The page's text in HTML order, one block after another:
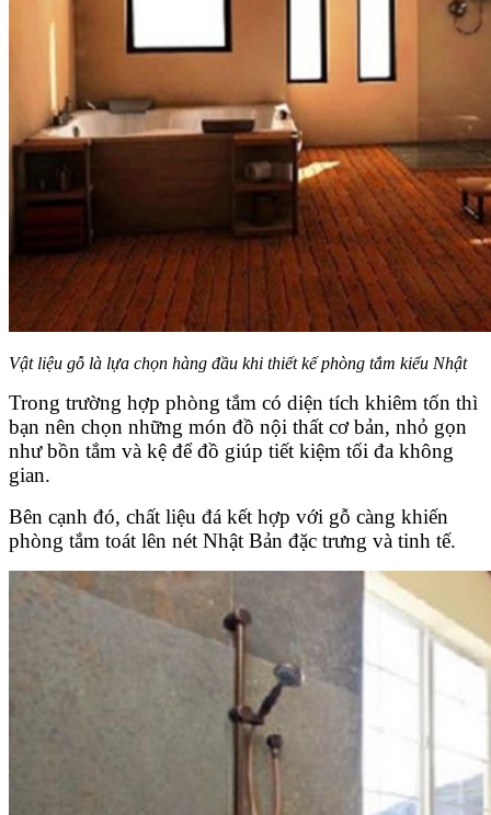
Vật liệu gỗ là lựa chọn hàng đầu khi thiết kế phòng tắm kiểu Nhật
Trong trường hợp phòng tắm có diện tích khiêm tốn thì
bạn nên chọn những món đồ nội thất cơ bản, nhỏ gọn
như bồn tắm và kệ để đồ giúp tiết kiệm tối đa không
gian.
Bên cạnh đó, chất liệu đá kết hợp với gỗ càng khiến
phòng tắm toát lên nét Nhật Bản đặc trưng và tinh tế.